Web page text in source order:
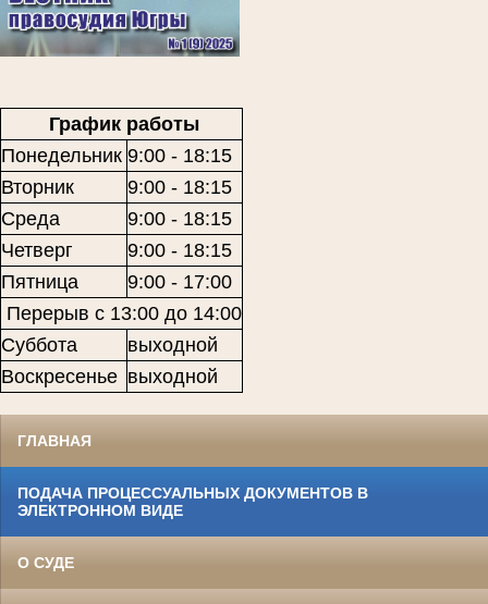
График работы
Понедельник 9:00 - 18:15
Вторник
9:00 - 18:15
Среда
9:00 - 18:15
Четверг
9:00 - 18:15
Пятница
9:00 - 17:00
Перерыв с 13:00 до 14:00
Суббота
выходной
Воскресенье выходной
ГЛАВНАЯ
ПОДАЧА ПРОЦЕССУАЛЬНЫХ ДОКУМЕНТОВ В
ЭЛЕКТРОННОМ ВИДЕ
О СУДЕ